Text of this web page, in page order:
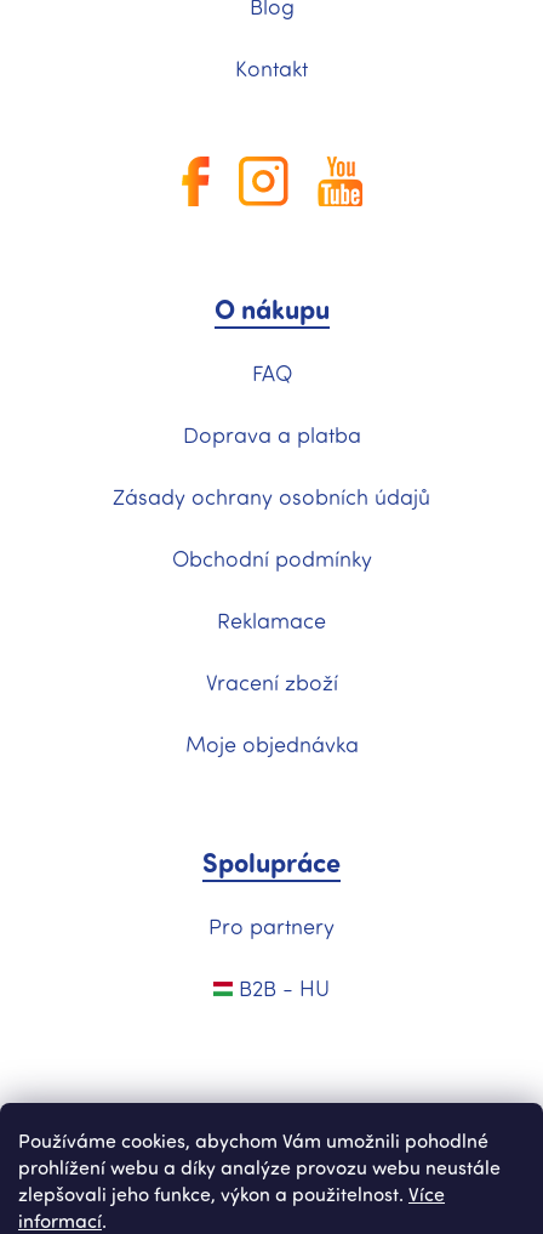
Používáme cookies, abychom Vám umožnili pohodlné
prohlížení webu a díky analýze provozu webu neustále
zlepšovali jeho funkce, výkon a použitelnost. Více
informací.
Blog
Kontakt
O nákupu
FAQ
Doprava a platba
Zásady ochrany osobních údajů
Obchodní podmínky
Reklamace
Vracení zboží
Moje objednávka
Spolupráce
Pro partnery
B2B - HU